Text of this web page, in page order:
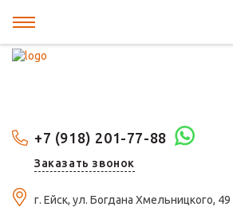
+7 (918) 201-77-88
Заказать звонок
г. Ейск, ул. Богдана Хмельницкого, 49